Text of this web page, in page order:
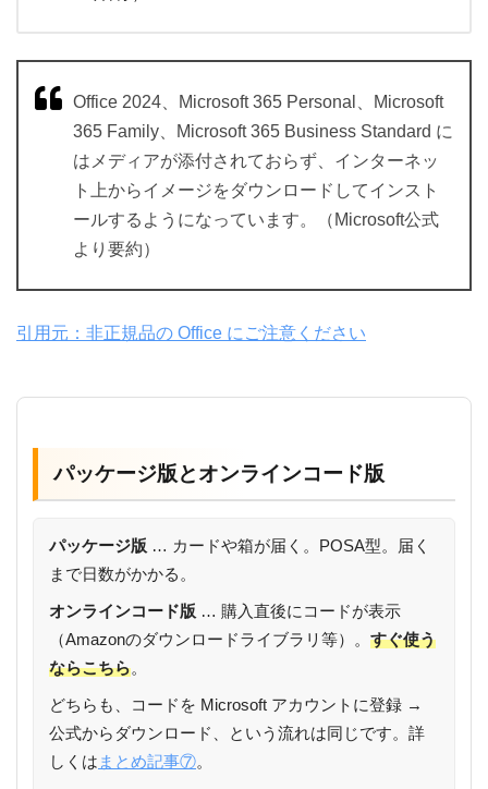
Office 2024、Microsoft 365 Personal、Microsoft
365 Family、Microsoft 365 Business Standard に
はメディアが添付されておらず、インターネッ
ト上からイメージをダウンロードしてインスト
ールするようになっています。（Microsoft公式
より要約）
引用元：非正規品の Office にご注意ください
パッケージ版とオンラインコード版
パッケージ版 … カードや箱が届く。POSA型。届く
まで日数がかかる。
オンラインコード版 … 購入直後にコードが表示
（Amazonのダウンロードライブラリ等）。 すぐ使う
ならこちら。
どちらも、コードを Microsoft アカウントに登録 →
公式からダウンロード、という流れは同じです。詳
しくは まとめ記事⑦。